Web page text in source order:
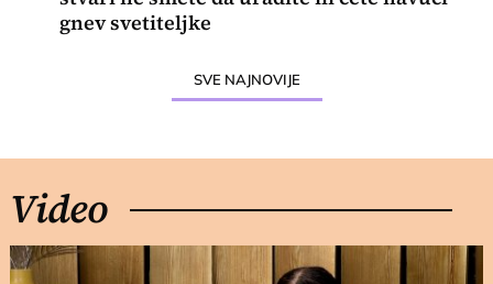
gnev svetiteljke
SVE NAJNOVIJE
Video